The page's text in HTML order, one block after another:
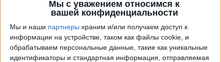
Мы с уважением относимся к
вашей конфиденциальности
Мы и наши партнеры храним и/или получаем доступ к
информации на устройстве, таком как файлы cookie, и
обрабатываем персональные данные, такие как уникальные
идентификаторы и стандартная информация, отправляемая